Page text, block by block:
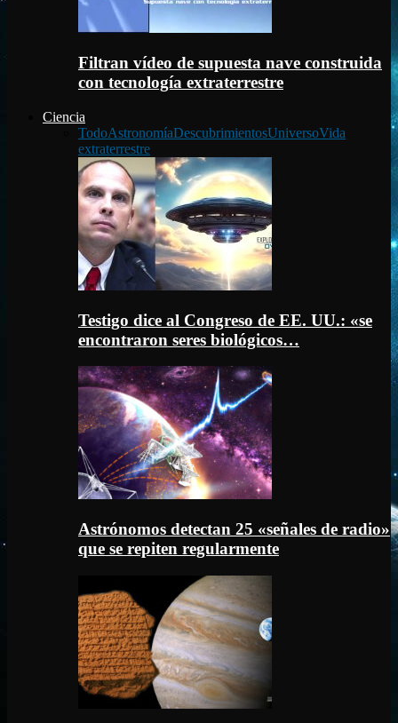
Filtran vídeo de supuesta nave construida
con tecnología extraterrestre
Ciencia
TodoAstronomíaDescubrimientosUniversoVida
extraterrestre
Testigo dice al Congreso de EE. UU.: «se
encontraron seres biológicos…
Astrónomos detectan 25 «señales de radio»
que se repiten regularmente